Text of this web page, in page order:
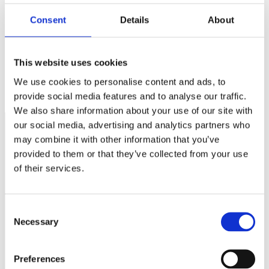
Consent Details About
This website uses cookies
We use cookies to personalise content and ads, to
provide social media features and to analyse our traffic.
We also share information about your use of our site with
our social media, advertising and analytics partners who
may combine it with other information that you’ve
provided to them or that they’ve collected from your use
of their services.
Selection
Necessary
Preferences
Ha gärna snuskiga lösenord
nej
Näringspolitik
Förmåner
Rådgivning
Nyheter